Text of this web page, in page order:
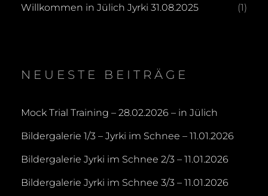
Willkommen in Jülich Jyrki 31.08.2025 (1)
NEUESTE BEITRÄGE
Mock Trial Training – 28.02.2026 – in Jülich
Bildergalerie 1/3 – Jyrki im Schnee – 11.01.2026
Bildergalerie Jyrki im Schnee 2/3 – 11.01.2026
Bildergalerie Jyrki im Schnee 3/3 – 11.01.2026